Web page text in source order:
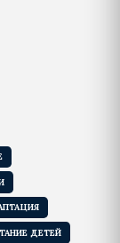
ДЕТЕЙ